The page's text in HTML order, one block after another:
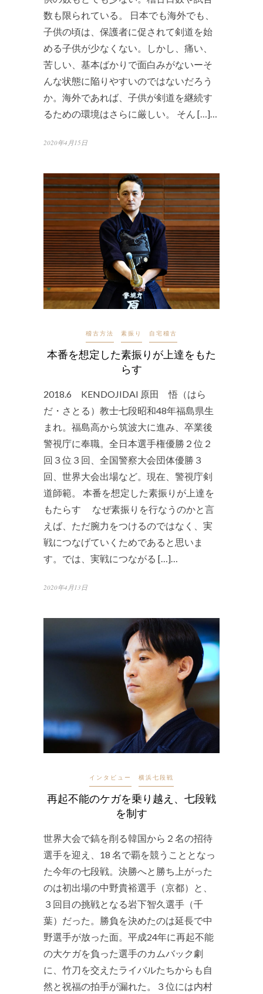
数も限られている。 日本でも海外でも、
子供の頃は、保護者に促されて剣道を始
める子供が少なくない。しかし、痛い、
苦しい、基本ばかりで面白みがないーそ
んな状態に陥りやすいのではないだろう
か。海外であれば、子供が剣道を継続す
るための環境はさらに厳しい。 そん […]…
2020年4月15日
稽古方法 素振り 自宅稽古
本番を想定した素振りが上達をもた
らす
2018.6 KENDOJIDAI 原田 悟（はら
だ・さとる）教士七段昭和48年福島県生
まれ。福島高から筑波大に進み、卒業後
警視庁に奉職。全日本選手権優勝２位２
回３位３回、全国警察大会団体優勝３
回、世界大会出場など。現在、警視庁剣
道師範。 本番を想定した素振りが上達を
もたらす なぜ素振りを行なうのかと言
えば、ただ腕力をつけるのではなく、実
戦につなげていくためであると思いま
す。では、実戦につながる […]…
2020年4月13日
インタビュー 横浜七段戦
再起不能のケガを乗り越え、七段戦
を制す
世界大会で鎬を削る韓国から２名の招待
選手を迎え、18 名で覇を競うこととなっ
た今年の七段戦。決勝へと勝ち上がった
のは初出場の中野貴裕選手（京都）と、
３回目の挑戦となる岩下智久選手（千
葉）だった。勝負を決めたのは延長で中
野選手が放った面。平成24年に再起不能
の大ケガを負った選手のカムバック劇
に、竹刀を交えたライバルたちからも自
然と祝福の拍手が漏れた。３位には内村